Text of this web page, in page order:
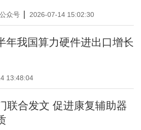
众号 2026-07-14 15:02:30
年我国算力硬件进出口增长
13:48:04
联合发文 促进康复辅助器